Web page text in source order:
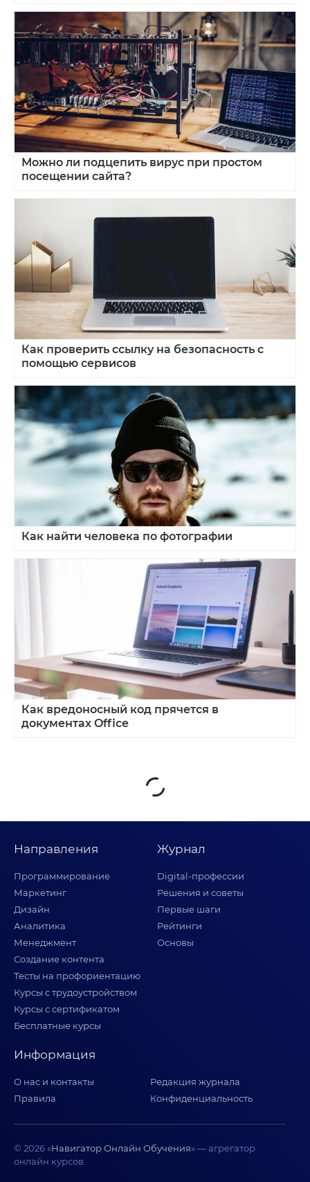
Можно ли подцепить вирус при простом
посещении сайта?
Как проверить ссылку на безопасность с
помощью сервисов
Как найти человека по фотографии
Как вредоносный код прячется в
документах Office
Направления
Программирование
Маркетинг
Дизайн
Аналитика
Менеджмент
Создание контента
Тесты на профориентацию
Курсы с трудоустройством
Курсы с сертификатом
Бесплатные курсы
Журнал
Digital-профессии
Решения и советы
Первые шаги
Рейтинги
Основы
Информация
О нас и контакты
Редакция журнала
Правила
Конфиденциальность
© 2026 «Навигатор Онлайн Обучения» — агрегатор
онлайн курсов.